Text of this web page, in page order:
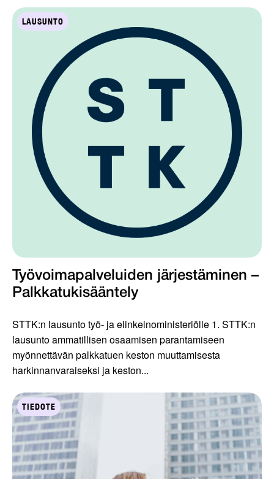
LAUSUNTO
Työvoimapalveluiden järjestäminen –
Palkkatukisääntely
STTK:n lausunto työ- ja elinkeinoministeriölle 1. STTK:n
lausunto ammatillisen osaamisen parantamiseen
myönnettävän palkkatuen keston muuttamisesta
harkinnanvaraiseksi ja keston...
TIEDOTE